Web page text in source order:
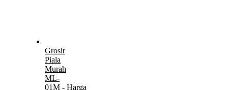
Grosir
Piala
Murah
ML-
01M - Harga